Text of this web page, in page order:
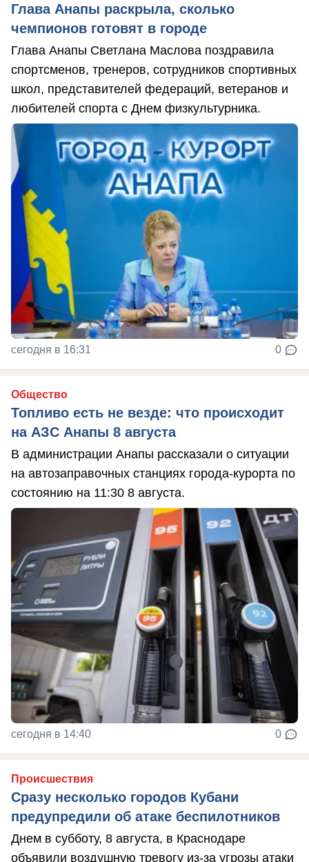
Глава Анапы раскрыла, сколько
чемпионов готовят в городе
Глава Анапы Светлана Маслова поздравила
спортсменов, тренеров, сотрудников спортивных
школ, представителей федераций, ветеранов и
любителей спорта с Днем физкультурника.
сегодня в 16:31 0
Общество
Топливо есть не везде: что происходит
на АЗС Анапы 8 августа
В администрации Анапы рассказали о ситуации
на автозаправочных станциях города-курорта по
состоянию на 11:30 8 августа.
сегодня в 14:40 0
Происшествия
Сразу несколько городов Кубани
предупредили об атаке беспилотников
Днем в субботу, 8 августа, в Краснодаре
объявили воздушную тревогу из-за угрозы атаки